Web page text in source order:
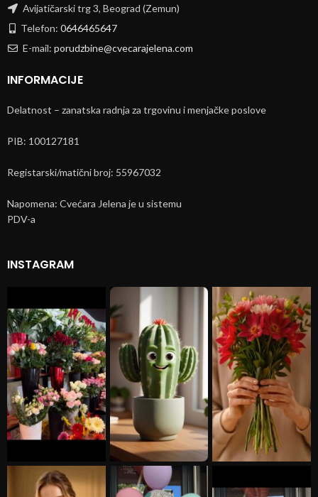
Avijatičarski trg 3, Beograd (Zemun)
Telefon: 0646465647
E-mail: porudzbine@cvecarajelena.com
INFORMACIJE
Delatnost – zanatska radnja za trgovinu i menjačke poslove
PIB: 100127181
Registarski/matični broj: 55967032
Napomena: Cvećara Jelena je u sistemu
PDV-a
INSTAGRAM